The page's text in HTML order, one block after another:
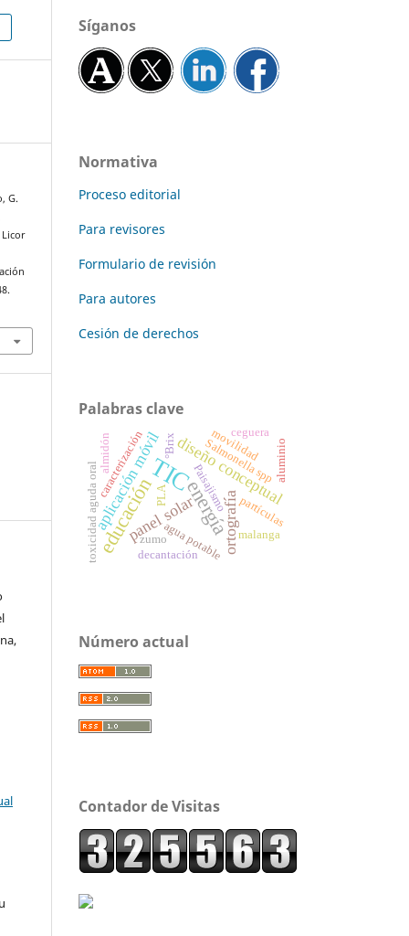
G.
Licor
Síganos
Normativa
Proceso editorial
Para revisores
Formulario de revisión
Para autores
Cesión de derechos
Palabras clave
TIC
energía
educaciónpanel solar
diseño conceptual
aplicación móvil ortografíapartículas
toxicidad aguda oral agua potable
caracterización Salmonella spp
movilidad
malanga
Paisajismo
PLA
almidón aluminio
decantación
ceguera
zumo
°Brix
Número actual
Contador de Visitas